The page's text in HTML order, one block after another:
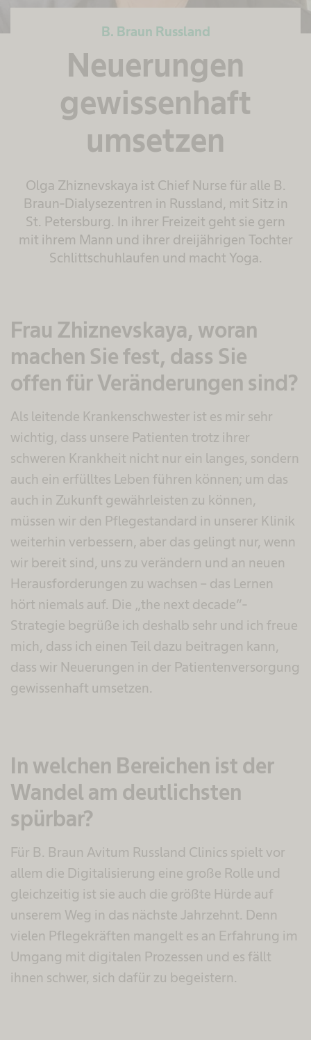
B. Braun Russland
Neuerungen
gewissenhaft
umsetzen
Olga Zhiznevskaya ist Chief Nurse für alle B.
Braun-Dialysezentren in Russland, mit Sitz in
St. Petersburg. In ihrer Freizeit geht sie gern
mit ihrem Mann und ihrer dreijährigen Tochter
Schlittschuhlaufen und macht Yoga.
Frau Zhiznevskaya, woran
machen Sie fest, dass Sie
offen für Veränderungen sind?
Als leitende Krankenschwester ist es mir sehr
wichtig, dass unsere Patienten trotz ihrer
schweren Krankheit nicht nur ein langes, sondern
auch ein erfülltes Leben führen können; um das
auch in Zukunft gewährleisten zu können,
müssen wir den Pflegestandard in unserer Klinik
weiterhin verbessern, aber das gelingt nur, wenn
wir bereit sind, uns zu verändern und an neuen
Herausforderungen zu wachsen – das Lernen
hört niemals auf. Die „the next decade”-
Strategie begrüße ich deshalb sehr und ich freue
mich, dass ich einen Teil dazu beitragen kann,
dass wir Neuerungen in der Patientenversorgung
gewissenhaft umsetzen.
In welchen Bereichen ist der
Wandel am deutlichsten
spürbar?
Für B. Braun Avitum Russland Clinics spielt vor
allem die Digitalisierung eine große Rolle und
gleichzeitig ist sie auch die größte Hürde auf
unserem Weg in das nächste Jahrzehnt. Denn
vielen Pflegekräften mangelt es an Erfahrung im
Umgang mit digitalen Prozessen und es fällt
ihnen schwer, sich dafür zu begeistern.